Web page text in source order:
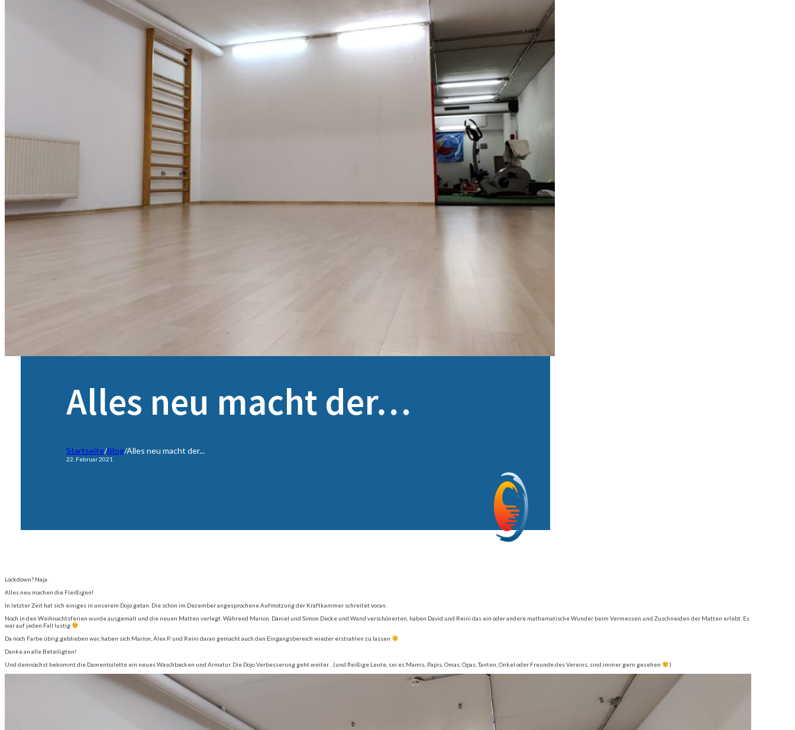
Alles neu macht der…
Startseite/Blog/Alles neu macht der...
22. Februar 2021
Lockdown? Naja.
Alles neu machen die Fleißigen!
In letzter Zeit hat sich einiges in unserem Dojo getan. Die schon im Dezember angesprochene Aufmotzung der Kraftkammer schreitet voran.
Noch in den Weihnachtsferien wurde ausgemalt und die neuen Matten verlegt. Während Marion, Daniel und Simon Decke und Wand verschönerten, haben David und Reini das ein oder andere mathematische Wunder beim Vermessen und Zuschneiden der Matten erlebt. Es
war auf jeden Fall lustig
Da noch Farbe übrig geblieben war, haben sich Marion, Alex P. und Reini daran gemacht auch den Eingangsbereich wieder erstrahlen zu lassen
Danke an alle Beteiligten!
Und demnächst bekommt die Damentoilette ein neues Waschbecken und Armatur. Die Dojo Verbesserung geht weiter…(und fleißige Leute, sei es Mamis, Papis, Omas, Opas, Tanten, Onkel oder Freunde des Vereins, sind immer gern gesehen
)